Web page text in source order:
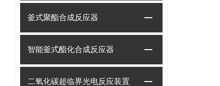
釜式聚酯合成反应器
智能釜式酯化合成反应器
二氧化碳超临界光电反应装置